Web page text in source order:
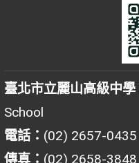
臺北市立麗山高級中學
School
電話： (02) 2657-0435
傳真： (02) 2658-3848